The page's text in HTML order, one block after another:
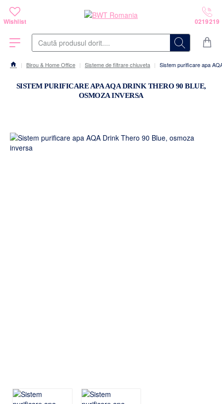
Caută
dorit....
SISTEM PURIFICARE APA AQA DRINK THERO 90 BLUE,
OSMOZA INVERSA
home
Birou & Home Office Sisteme de filtrare chiuveta Sistem purificare apa